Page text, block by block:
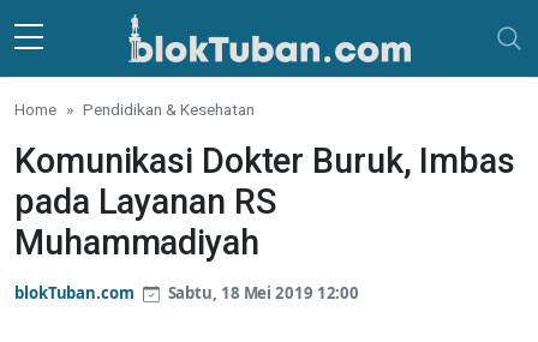
Skip to main content
Home Pendidikan & Kesehatan
Komunikasi Dokter Buruk, Imbas
pada Layanan RS
Muhammadiyah
blokTuban.com Sabtu, 18 Mei 2019 12:00